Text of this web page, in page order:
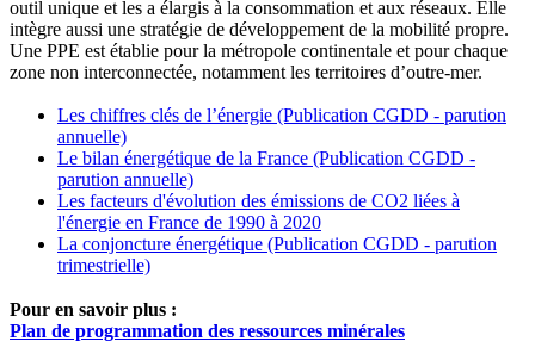
outil unique et les a élargis à la consommation et aux réseaux. Elle
intègre aussi une stratégie de développement de la mobilité propre.
Une PPE est établie pour la métropole continentale et pour chaque
zone non interconnectée, notamment les territoires d’outre-mer.
Les chiffres clés de l’énergie (Publication CGDD - parution
annuelle)
Le bilan énergétique de la France (Publication CGDD -
parution annuelle)
Les facteurs d'évolution des émissions de CO2 liées à
l'énergie en France de 1990 à 2020
La conjoncture énergétique (Publication CGDD - parution
trimestrielle)
Pour en savoir plus :
Plan de programmation des ressources minérales